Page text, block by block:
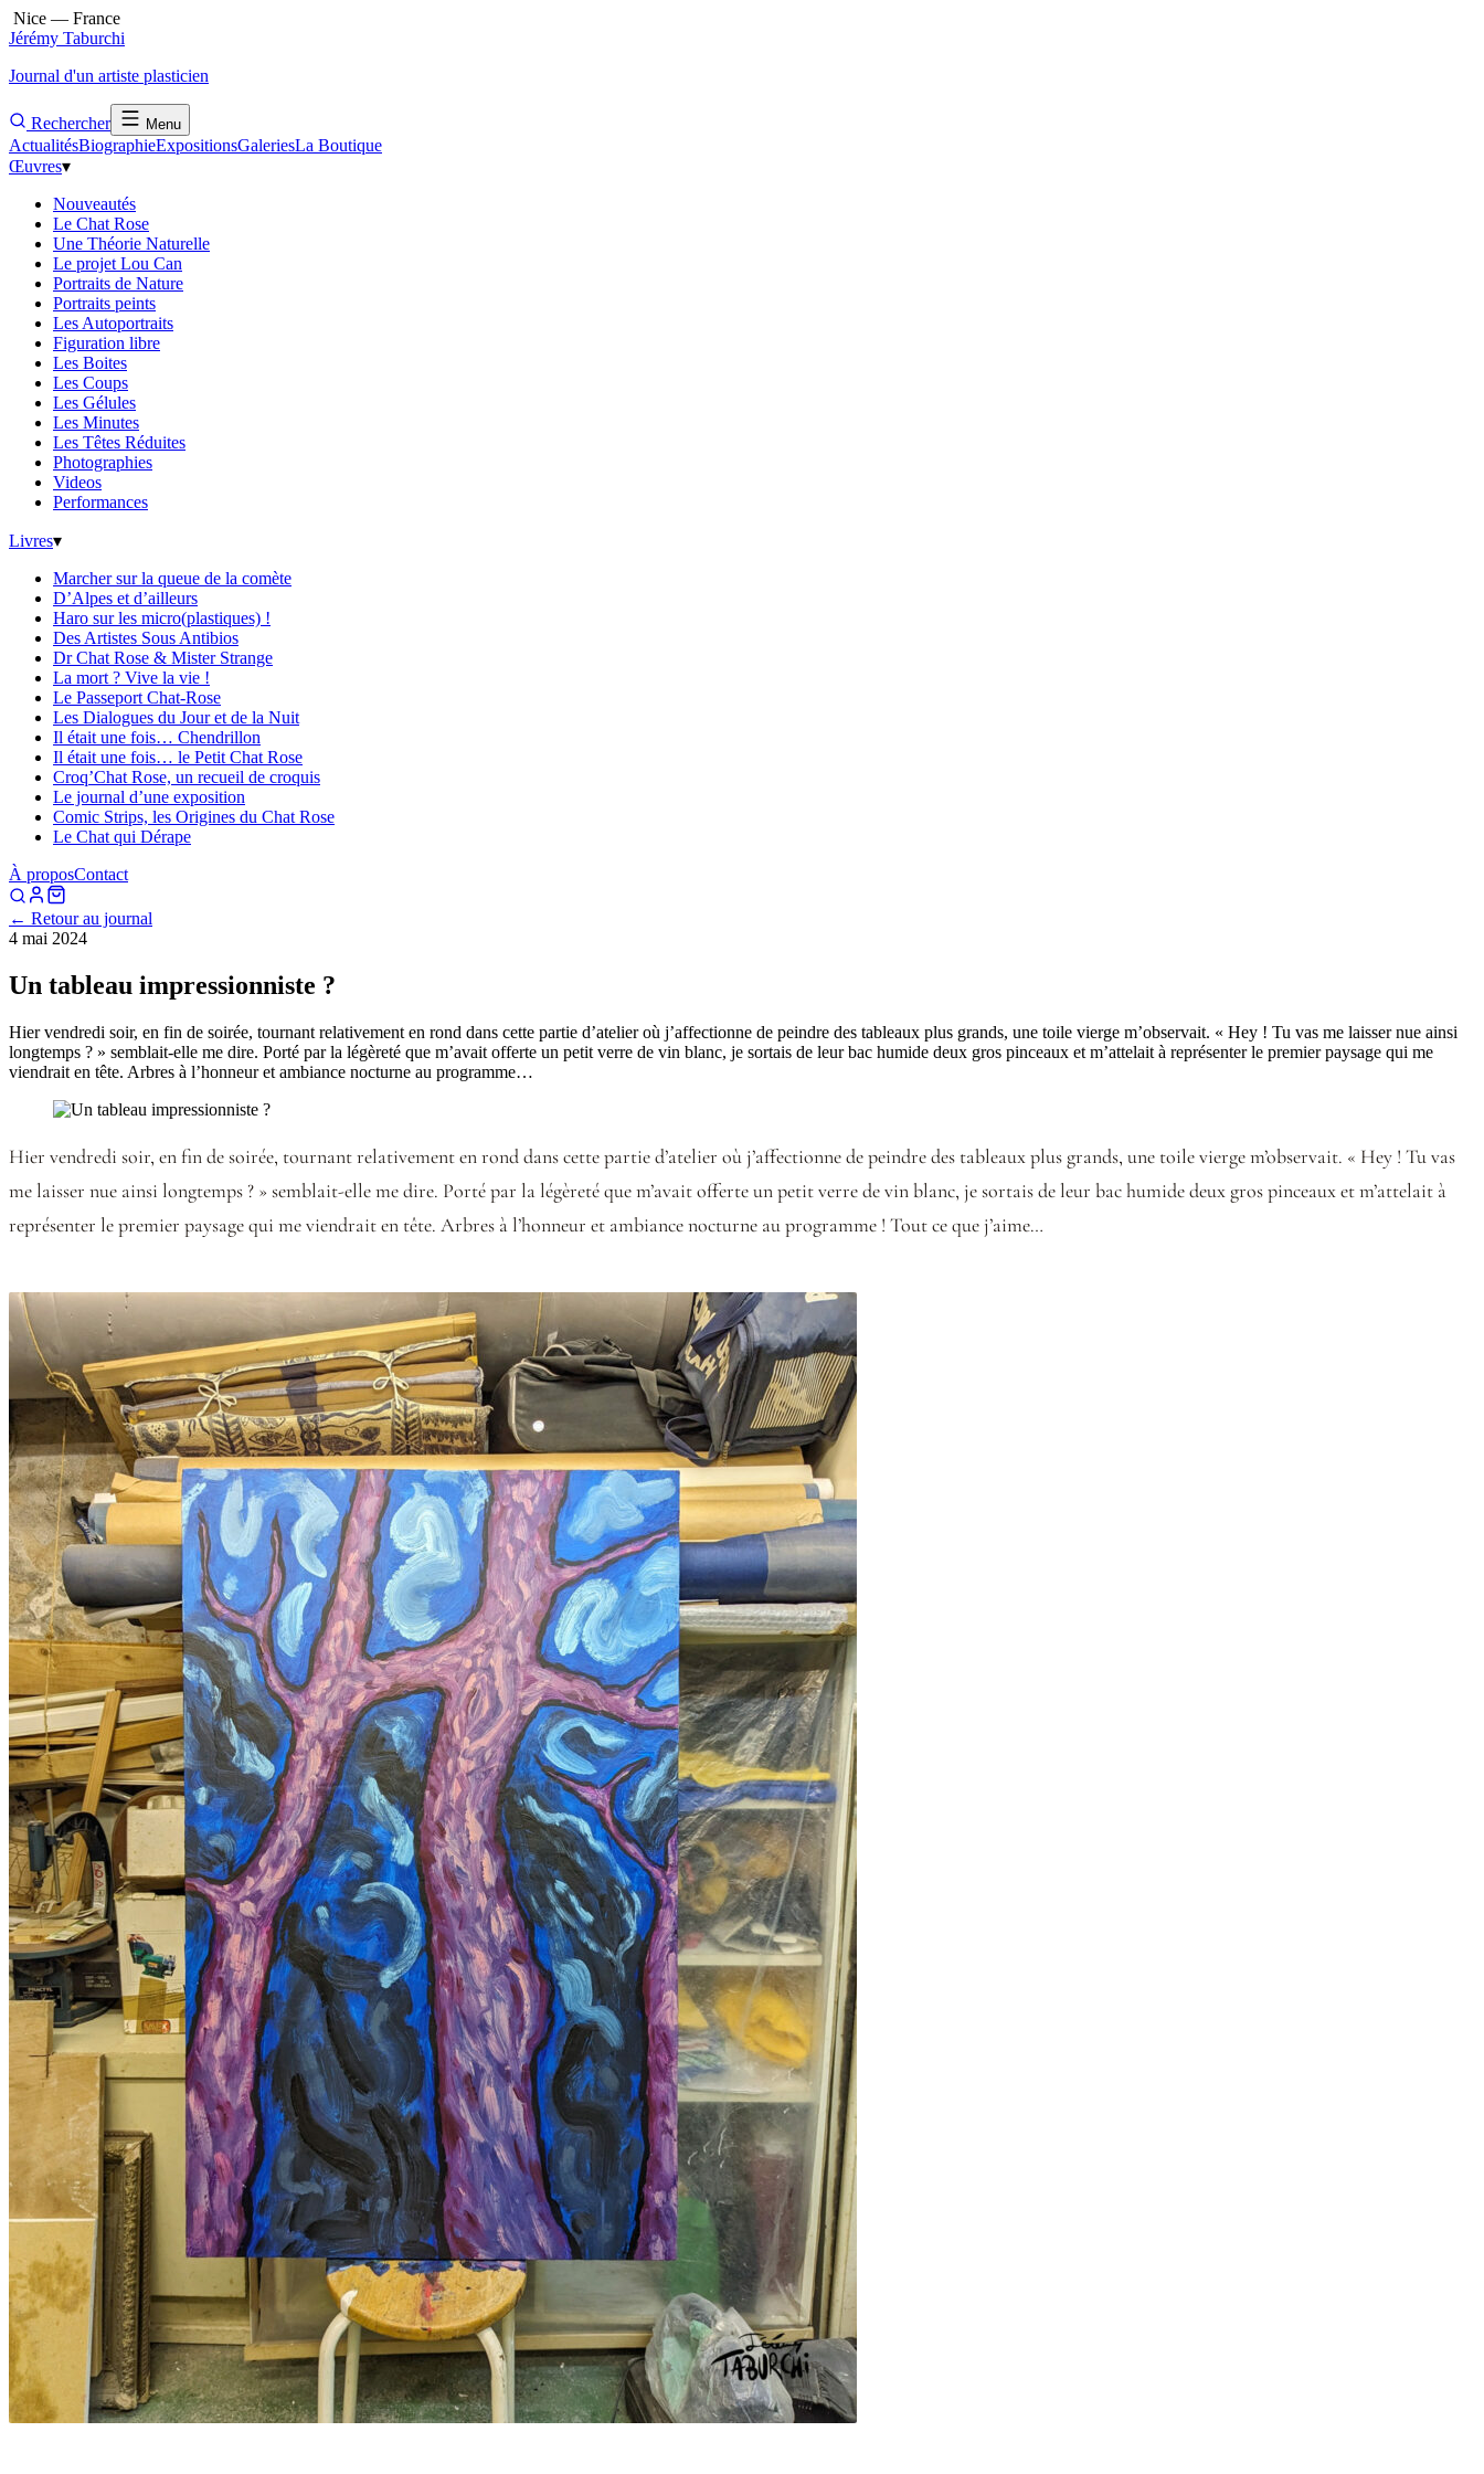
Nice — France
Jérémy Taburchi
Journal d'un artiste plasticien
Rechercher Menu
ActualitésBiographieExpositionsGaleriesLa Boutique
Œuvres▾
Nouveautés
Le Chat Rose
Une Théorie Naturelle
Le projet Lou Can
Portraits de Nature
Portraits peints
Les Autoportraits
Figuration libre
Les Boites
Les Coups
Les Gélules
Les Minutes
Les Têtes Réduites
Photographies
Videos
Performances
Livres▾
Marcher sur la queue de la comète
D’Alpes et d’ailleurs
Haro sur les micro(plastiques) !
Des Artistes Sous Antibios
Dr Chat Rose & Mister Strange
La mort ? Vive la vie !
Le Passeport Chat-Rose
Les Dialogues du Jour et de la Nuit
Il était une fois… Chendrillon
Il était une fois… le Petit Chat Rose
Croq’Chat Rose, un recueil de croquis
Le journal d’une exposition
Comic Strips, les Origines du Chat Rose
Le Chat qui Dérape
À proposContact
← Retour au journal
4 mai 2024
Un tableau impressionniste ?
Hier vendredi soir, en fin de soirée, tournant relativement en rond dans cette partie d’atelier où j’affectionne de peindre des tableaux plus grands, une toile vierge m’observait. « Hey ! Tu vas me laisser nue ainsi
longtemps ? » semblait-elle me dire. Porté par la légèreté que m’avait offerte un petit verre de vin blanc, je sortais de leur bac humide deux gros pinceaux et m’attelait à représenter le premier paysage qui me
viendrait en tête. Arbres à l’honneur et ambiance nocturne au programme…
Hier vendredi soir, en fin de soirée, tournant relativement en rond dans cette partie d’atelier où j’affectionne de peindre des tableaux plus grands, une toile vierge m’observait. « Hey ! Tu vas
me laisser nue ainsi longtemps ? » semblait-elle me dire. Porté par la légèreté que m’avait offerte un petit verre de vin blanc, je sortais de leur bac humide deux gros pinceaux et m’attelait à
représenter le premier paysage qui me viendrait en tête. Arbres à l’honneur et ambiance nocturne au programme ! Tout ce que j’aime…